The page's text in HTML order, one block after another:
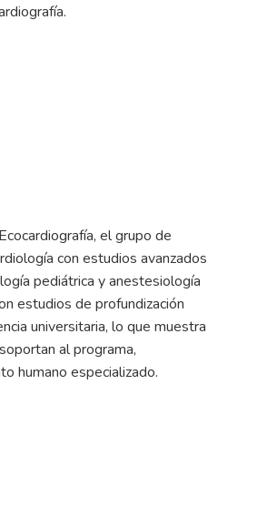
el grupo de
con estudios avanzados
pediátrica y anestesiología
estudios de profundización
universitaria, lo que muestra
al programa,
humano especializado.